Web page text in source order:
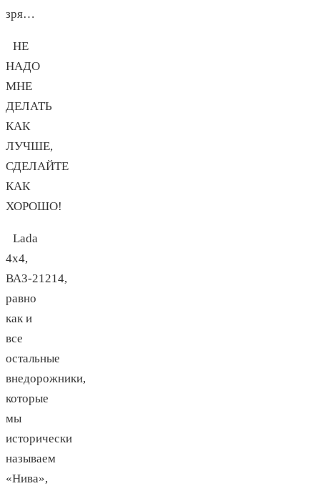
зря…
НЕ
НАДО
МНЕ
ДЕЛАТЬ
КАК
ЛУЧШЕ,
СДЕЛАЙТЕ
КАК
ХОРОШО!
Lada
4х4,
ВАЗ-21214,
равно
как и
все
остальные
внедорожники,
которые
мы
исторически
называем
«Нива»,